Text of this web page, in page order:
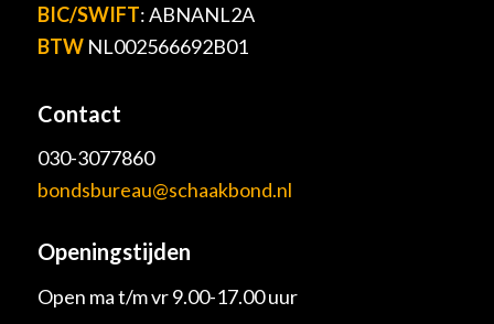
BIC/SWIFT: ABNANL2A
BTWNL002566692B01
Contact
030-3077860
bondsbureau@schaakbond.nl
Openingstijden
Open ma t/m vr 9.00-17.00 uur